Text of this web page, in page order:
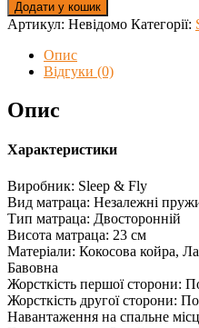
LATEX
стрейч
віскозою
кількість
Додати у кошик
Артикул: Невідомо Категорії:
Опис
Відгуки (0)
Опис
Характеристики
Виробник: Sleep & Fly
Вид матраца: Незалежні
Тип матраца: Двосторонній
Висота матраца: 23 см
Матеріали: Кокосова койра,
Бавовна
Жорсткість першої сторони:
Жорсткість другої сторони:
Навантаження на спальне